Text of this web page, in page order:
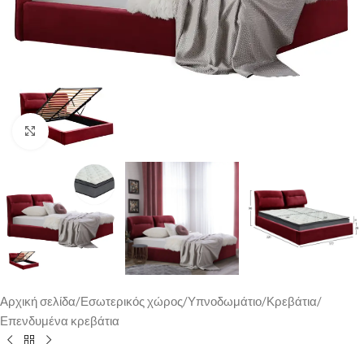
Κάντε κλικ για μεγέθυνση
Αρχική σελίδα/Εσωτερικός χώρος/Υπνοδωμάτιο/Κρεβάτια/
Επενδυμένα κρεβάτια